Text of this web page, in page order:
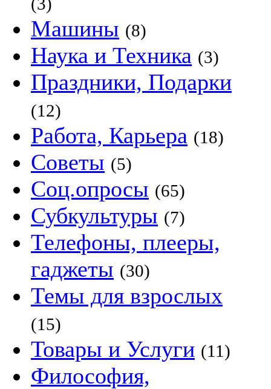
Машины (8)
Наука и Техника (3)
Праздники, Подарки
(12)
Работа, Карьера (18)
Советы (5)
Соц.опросы (65)
Субкультуры (7)
Телефоны, плееры,
гаджеты (30)
Темы для взрослых
(15)
Товары и Услуги (11)
Философия,